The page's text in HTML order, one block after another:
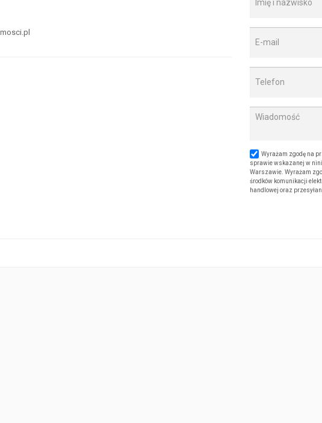
Wyrażam zgodę na
sprawie wskazanej w
Warszawie. Wyrażam
środków komunikacji
handlowej oraz